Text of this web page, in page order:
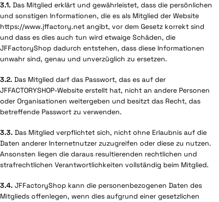
3.1. Das Mitglied erklärt und gewährleistet, dass die persönlichen
und sonstigen Informationen, die es als Mitglied der Website
https://www.jffactory.net angibt, vor dem Gesetz korrekt sind
und dass es dies auch tun wird etwaige Schäden, die
JFFactoryShop dadurch entstehen, dass diese Informationen
unwahr sind, genau und unverzüglich zu ersetzen.
3.2. Das Mitglied darf das Passwort, das es auf der
JFFACTORYSHOP-Website erstellt hat, nicht an andere Personen
oder Organisationen weitergeben und besitzt das Recht, das
betreffende Passwort zu verwenden.
3.3. Das Mitglied verpflichtet sich, nicht ohne Erlaubnis auf die
Daten anderer Internetnutzer zuzugreifen oder diese zu nutzen.
Ansonsten liegen die daraus resultierenden rechtlichen und
strafrechtlichen Verantwortlichkeiten vollständig beim Mitglied.
3.4. JFFactoryShop kann die personenbezogenen Daten des
Mitglieds offenlegen, wenn dies aufgrund einer gesetzlichen